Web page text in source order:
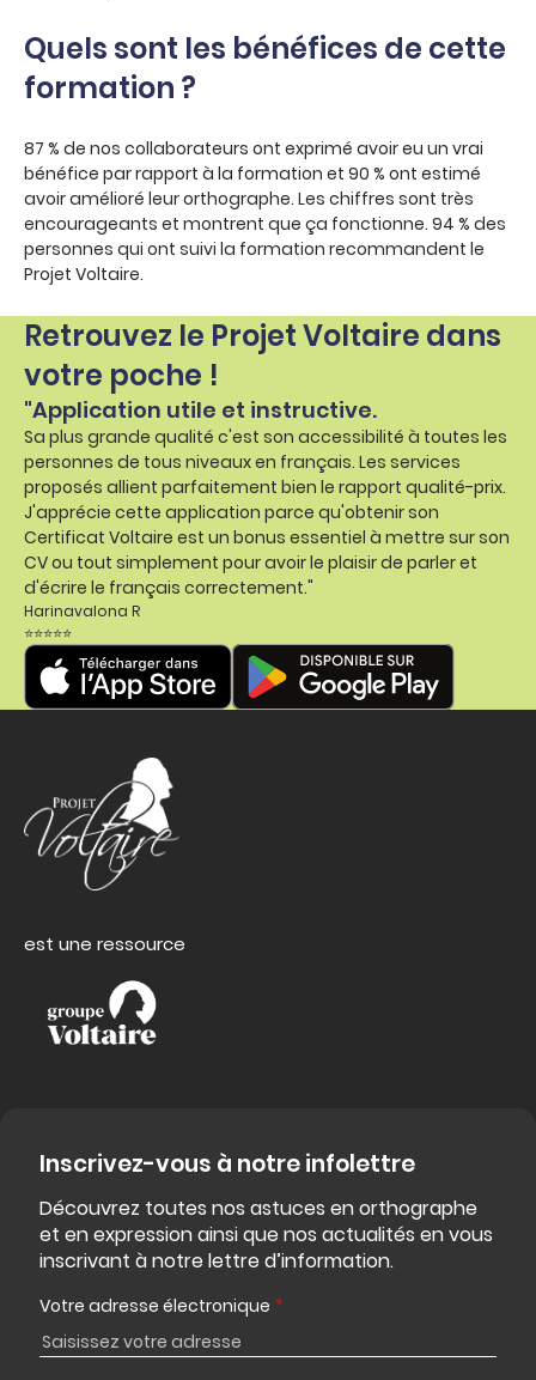
Quels sont les bénéfices de cette
formation ?
87 % de nos collaborateurs ont exprimé avoir eu un vrai
bénéfice par rapport à la formation et 90 % ont estimé
avoir amélioré leur orthographe. Les chiffres sont très
encourageants et montrent que ça fonctionne. 94 % des
personnes qui ont suivi la formation recommandent le
Projet Voltaire.
Retrouvez le Projet Voltaire dans
votre poche !
"Application utile et instructive.
Sa plus grande qualité c'est son accessibilité à toutes les
personnes de tous niveaux en français. Les services
proposés allient parfaitement bien le rapport qualité-prix.
J'apprécie cette application parce qu'obtenir son
Certificat Voltaire est un bonus essentiel à mettre sur son
CV ou tout simplement pour avoir le plaisir de parler et
d'écrire le français correctement."
Harinavalona R
⭐⭐⭐⭐⭐
est une ressource
Inscrivez-vous à notre infolettre
Découvrez toutes nos astuces en orthographe
et en expression ainsi que nos actualités en vous
inscrivant à notre lettre d’information.
Votre adresse électronique *